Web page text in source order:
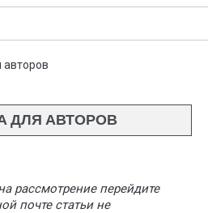
авторов
ДЛЯ АВТОРОВ
рассмотрение перейдите
почте статьи не